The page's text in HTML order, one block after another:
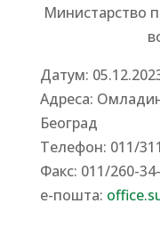
Министарство
Датум:
Адреса:
Београд
Tелефон: 011/
Факс: 011/260-
е-пошта: